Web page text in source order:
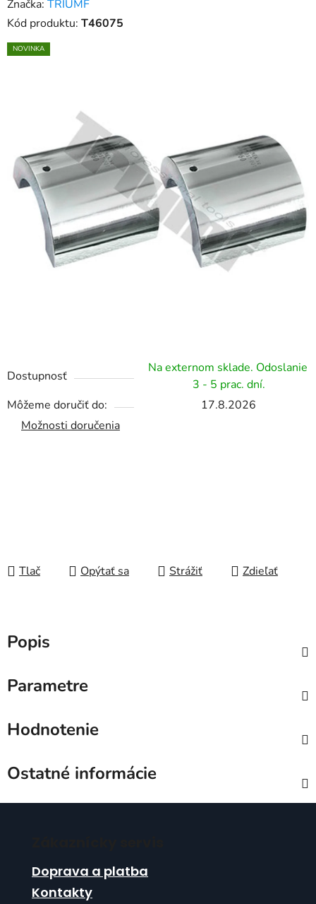
Dostupnosť
Na externom sklade. Odoslanie
3 - 5 prac. dní.
Môžeme doručiť do:
17.8.2026
Možnosti doručenia
Tlač Opýtať sa Strážiť Zdieľať
produktu
0,0
Značka: TRIUMF
Kód produktu: T46075
NOVINKA
Popis
Parametre
Hodnotenie
Ostatné informácie
Doprava a platba
Kontakty